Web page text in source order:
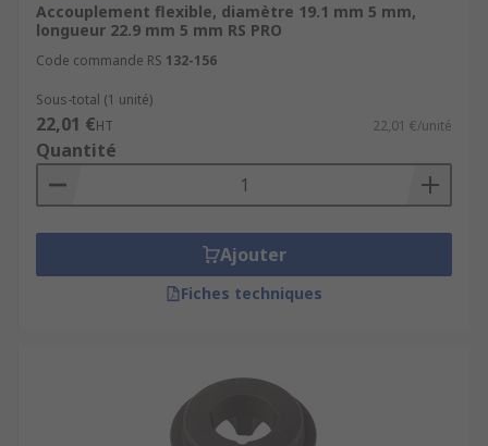
Accouplement flexible, diamètre 19.1 mm 5 mm,
longueur 22.9 mm 5 mm RS PRO
Code commande RS 132-156
Sous-total (1 unité)
22,01 €HT 22,01 €/unité
Quantité
Ajouter
Fiches techniques